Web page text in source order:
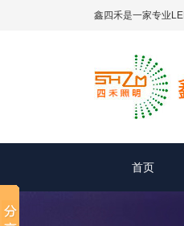
鑫四禾是一家专业
首页